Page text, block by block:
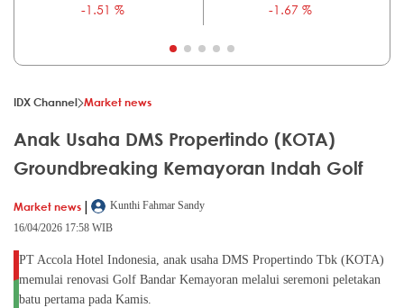
-1.51 %
-1.67 %
IDX Channel Market news
Anak Usaha DMS Propertindo (KOTA)
Groundbreaking Kemayoran Indah Golf
Market news |
Kunthi Fahmar Sandy
16/04/2026 17:58 WIB
PT Accola Hotel Indonesia, anak usaha DMS Propertindo Tbk (KOTA)
memulai renovasi Golf Bandar Kemayoran melalui seremoni peletakan
batu pertama pada Kamis.